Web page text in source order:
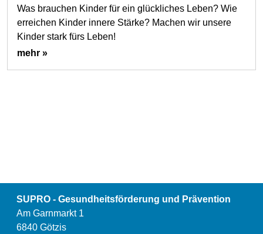
Was brauchen Kinder für ein glückliches Leben? Wie
erreichen Kinder innere Stärke? Machen wir unsere
Kinder stark fürs Leben!
mehr »
SUPRO - Gesundheitsförderung und Prävention
Am Garnmarkt 1
6840 Götzis